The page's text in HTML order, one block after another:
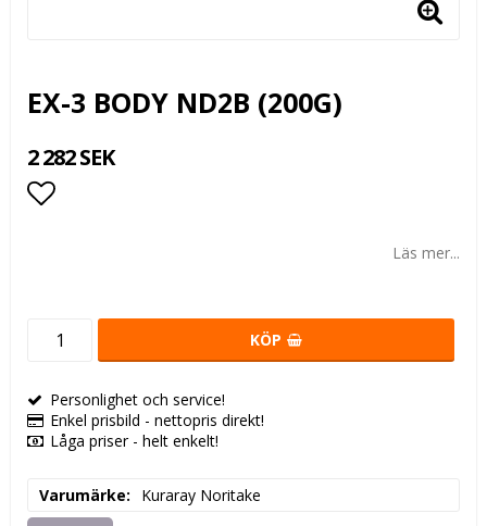
EX-3 BODY ND2B (200G)
2 282 SEK
Läs mer...
KÖP
Personlighet och service!
Enkel prisbild - nettopris direkt!
Låga priser - helt enkelt!
Varumärke Kuraray Noritake